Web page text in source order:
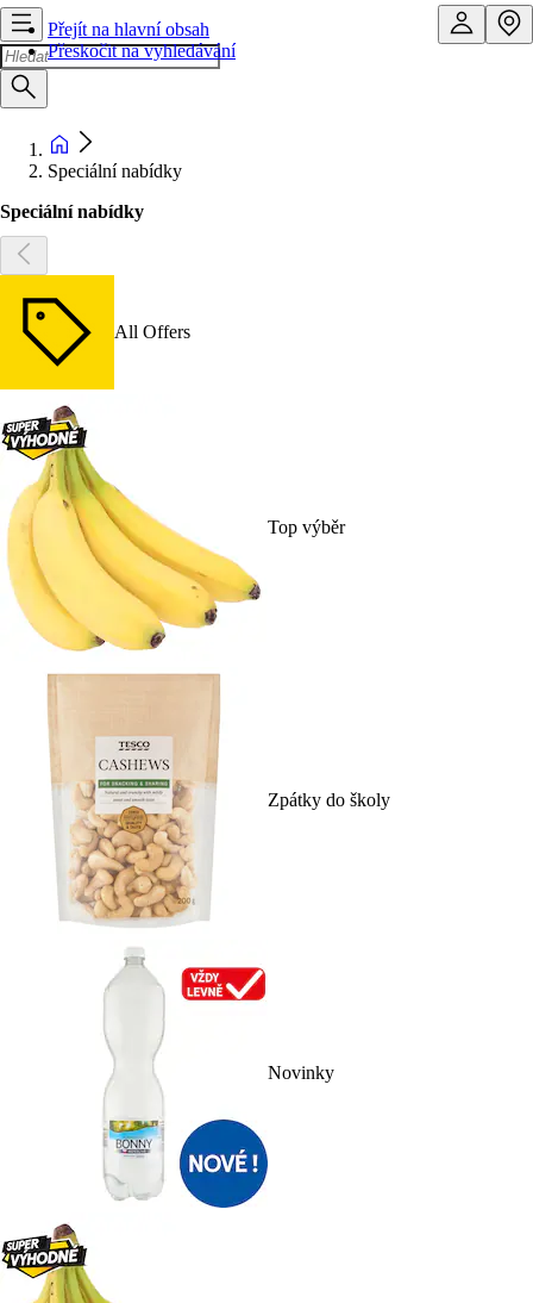
Přejít na hlavní obsah
Přeskočit na vyhledávání
Speciální nabídky
Speciální nabídky
All Offers
Top výběr
Zpátky do školy
Novinky